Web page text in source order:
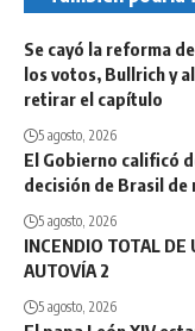
Se cayó la reforma
los votos, Bullrich y
retirar el capítulo
5 agosto, 2026
El Gobierno calificó
decisión de Brasil
5 agosto, 2026
INCENDIO TOTAL DE
AUTOVÍA 2
5 agosto, 2026